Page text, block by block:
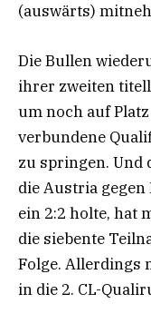
(auswärts)
Die Bullen
ihrer zweiten
um noch auf
verbundene
zu springen. Und
die Austria
ein 2:2 holte, hat
die siebente
Folge. Allerdings
in die 2. CL-